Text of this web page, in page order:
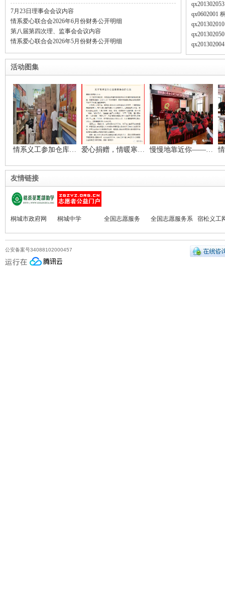
7月23日理事会会议内容
情系爱心联合会2026年6月份财务公开明细
第八届第四次理、监事会会议内容
情系爱心联合会2026年5月份财务公开明细
qx0602001
活动图集
情系义工参加仓库清理活动 爱心捐赠，情暖寒冬！ 慢慢地靠近你————我的情系缘
友情链接
桐城市政府网 桐城中学
全国志愿服务
全国志愿服务系
宿松义工
公安备案号34088102000457